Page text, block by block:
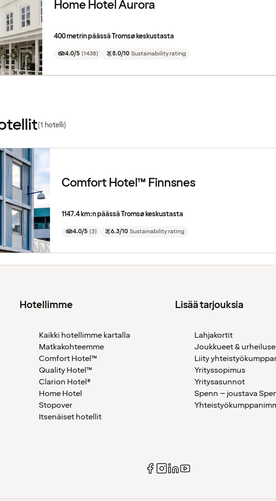
Home Hotel Aurora
400 metrin päässä Tromsø keskustasta
4.0/5 (1438) 8.0/10 Sustainability rating
(1 hotelli)
Comfort Hotel™ Finnsnes
1147.4 km:n päässä Tromsø keskustasta
4.0/5 (3) 6.3/10 Sustainability rating
Hotellimme
Kaikki hotellimme kartalla
Matkakohteemme
Comfort Hotel™
Quality Hotel™
Clarion Hotel®
Home Hotel
Stopover
Itsenäiset hotellit
Lisää tarjouksia
Lahjakortit
Joukkueet &
Liity
Yrityssopimus
Yritysasunnot
Spenn – joustava